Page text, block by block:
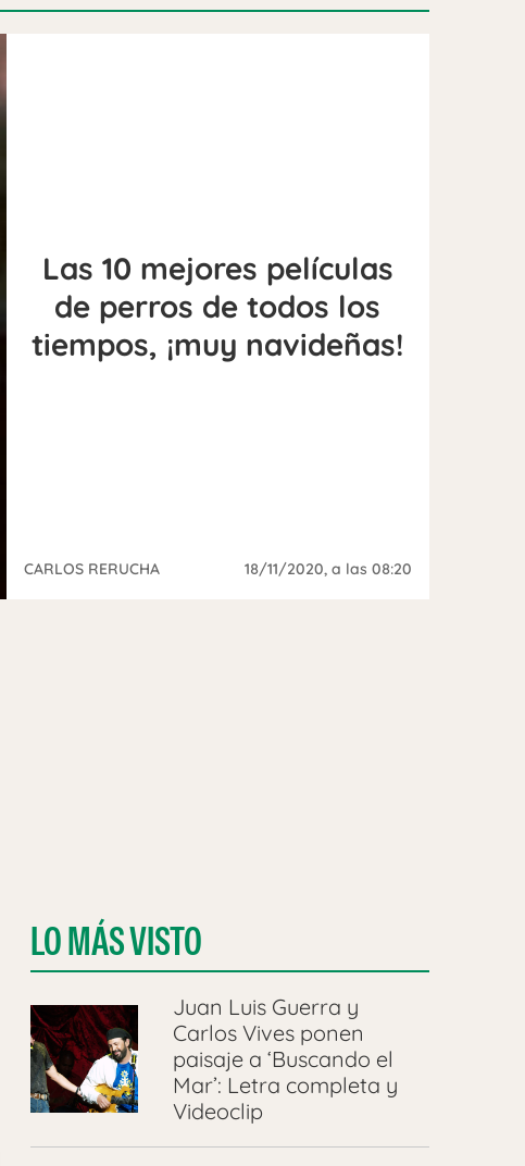
Las 10 mejores películas
de perros de todos los
tiempos, ¡muy navideñas!
CARLOS RERUCHA 18/11/2020, a las 08:20
LO MÁS VISTO
Juan Luis Guerra y
Carlos Vives ponen
paisaje a ‘Buscando el
Mar’: Letra completa y
Videoclip